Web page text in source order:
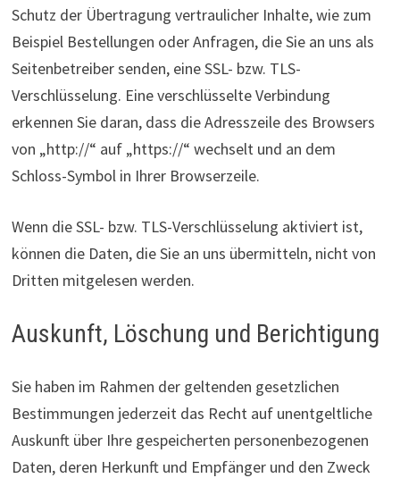
Schutz der Übertragung vertraulicher Inhalte, wie zum
Beispiel Bestellungen oder Anfragen, die Sie an uns als
Seitenbetreiber senden, eine SSL- bzw. TLS-
Verschlüsselung. Eine verschlüsselte Verbindung
erkennen Sie daran, dass die Adresszeile des Browsers
von „http://“ auf „https://“ wechselt und an dem
Schloss-Symbol in Ihrer Browserzeile.
Wenn die SSL- bzw. TLS-Verschlüsselung aktiviert ist,
können die Daten, die Sie an uns übermitteln, nicht von
Dritten mitgelesen werden.
Auskunft, Löschung und Berichtigung
Sie haben im Rahmen der geltenden gesetzlichen
Bestimmungen jederzeit das Recht auf unentgeltliche
Auskunft über Ihre gespeicherten personenbezogenen
Daten, deren Herkunft und Empfänger und den Zweck